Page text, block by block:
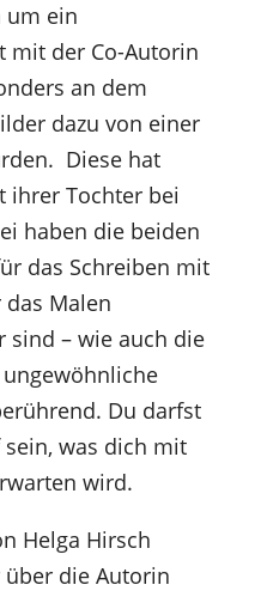
um ein
mit der Co-Autorin
an dem
dazu von einer
Diese hat
ihrer Tochter bei
haben die beiden
das Schreiben mit
Malen
sind – wie auch die
Du darfst
was dich mit
wird.
Helga Hirsch
die Autorin